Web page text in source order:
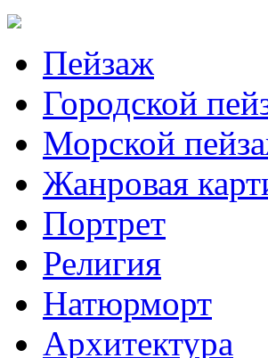
Пейзаж
Городской
Морской
Жанровая
Портрет
Религия
Натюрморт
Архитектура